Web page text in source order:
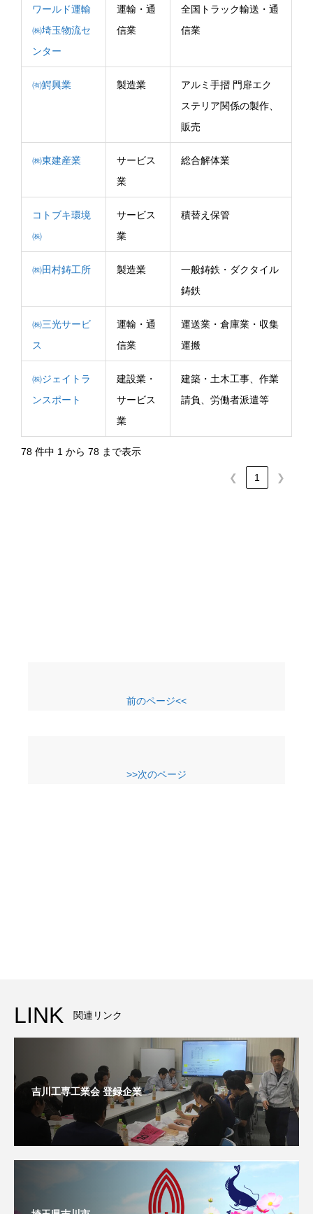
ワールド運輸
㈱埼玉物流セ
ンター
運輸・通
信業
全国トラック輸送・通
信業
㈲鰐興業 製造業
アルミ手摺 門扉エク
ステリア関係の製作、
販売
㈱東建産業
サービス
業
総合解体業
コトブキ環境
㈱
サービス
業
積替え保管
㈱田村鋳工所 製造業
一般鋳鉄・ダクタイル
鋳鉄
㈱三光サービ
ス
運輸・通
信業
運送業・倉庫業・収集
運搬
㈱ジェイトラ
ンスポート
建設業・
サービス
業
建築・土木工事、作業
請負、労働者派遣等
78 件中 1 から 78 まで表示
❮ 1 ❯
前のページ<<
>>次のページ
LINK 関連リンク
吉川工専工業会 登録企業